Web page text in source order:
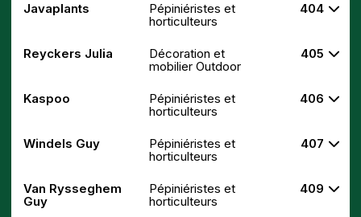
Javaplants
Pépiniéristes et
horticulteurs
404
Reyckers Julia
Décoration et
mobilier Outdoor
405
Kaspoo
Pépiniéristes et
horticulteurs
406
Windels Guy
Pépiniéristes et
horticulteurs
407
Van Rysseghem
Guy
Pépiniéristes et
horticulteurs
409